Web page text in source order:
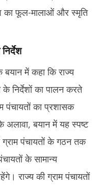
का फूल-मालाओं और स्मृति
में कहा कि राज्य
निर्देशों का पालन करते
पंचायतों का प्रशासक
अलावा, बयान में यह स्पष्ट
ग्राम पंचायतों के गठन तक
के सामान्य
राज्य की ग्राम पंचायतों